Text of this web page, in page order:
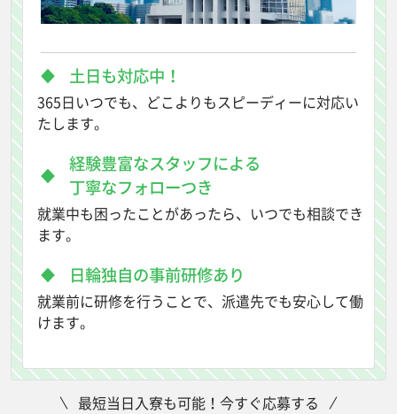
土日も対応中！
365日いつでも、どこよりもスピーディーに対応い
たします。
経験豊富なスタッフによる
丁寧なフォローつき
就業中も困ったことがあったら、いつでも相談でき
ます。
日輪独自の事前研修あり
就業前に研修を行うことで、派遣先でも安心して働
けます。
最短当日入寮も可能！今すぐ応募する